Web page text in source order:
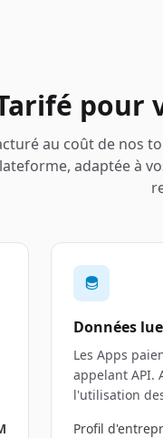
pour
au coût de nos
adaptée à
Données
Les Apps
appelant API.
l'utilisation
Profil